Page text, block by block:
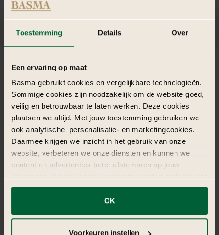
Toestemming Details Over
Een ervaring op maat
Basma gebruikt cookies en vergelijkbare technologieën.
Sommige cookies zijn noodzakelijk om de website goed,
veilig en betrouwbaar te laten werken. Deze cookies
plaatsen we altijd. Met jouw toestemming gebruiken we
ook analytische, personalisatie- en marketingcookies.
Daarmee krijgen we inzicht in het gebruik van onze
website, verbeteren we onze diensten en kunnen we
content en advertenties beter afstemmen op jouw
externe partners.
Klik op ‘OK’ om alle cookies te accepteren. Kies ‘Alleen
OK
Voorkeuren instellen
De cateringenentertainmentopeen
WaltDisneybedrijfsfeest
De catering kan bestaan uit hapjes en drankjes die direct
geïnspireerd zijn door Disney-films. Denk aan Belle’s “Enchanted
Rose”-desserts, Alice in Wonderland’s theetafel gerechten, of
kleurrijke drankjes zoals een “Magic Potion”. Dessertbuffetten met
suikerspin, cupcakes en koekjes in Disney-vorm zijn ook een groot
succes.
Het entertainment kan variëren van een optreden van Disney-